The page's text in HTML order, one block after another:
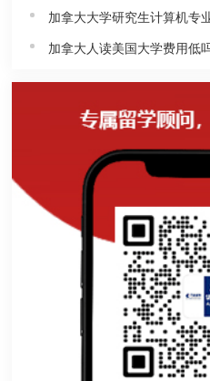
加拿大大学研究生计算机专
加拿大人读美国大学费用低